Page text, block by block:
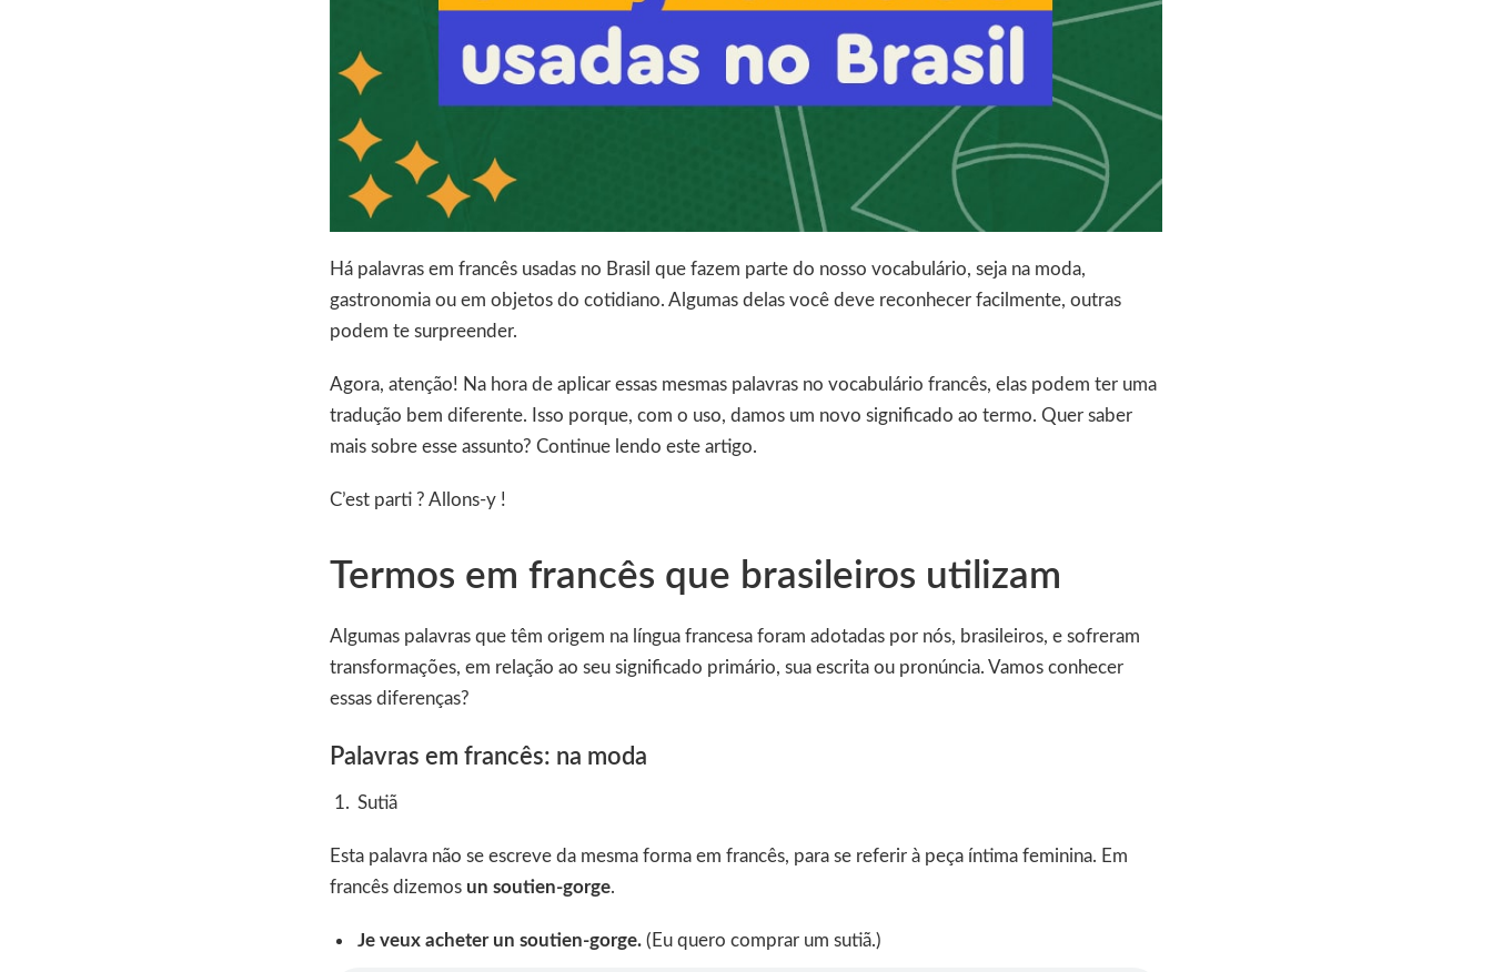
Há palavras em francês usadas no Brasil que fazem parte do nosso vocabulário, seja na moda,
gastronomia ou em objetos do cotidiano. Algumas delas você deve reconhecer facilmente, outras
podem te surpreender.
Agora, atenção! Na hora de aplicar essas mesmas palavras no vocabulário francês, elas podem ter uma
tradução bem diferente. Isso porque, com o uso, damos um novo significado ao termo. Quer saber
mais sobre esse assunto? Continue lendo este artigo.
C’est parti ? Allons-y !
Termos em francês que brasileiros utilizam
Algumas palavras que têm origem na língua francesa foram adotadas por nós, brasileiros, e sofreram
transformações, em relação ao seu significado primário, sua escrita ou pronúncia. Vamos conhecer
essas diferenças?
Palavras em francês: na moda
Sutiã
Esta palavra não se escreve da mesma forma em francês, para se referir à peça íntima feminina. Em
francês dizemos un soutien-gorge.
Je veux acheter un soutien-gorge.(Eu quero comprar um sutiã.)